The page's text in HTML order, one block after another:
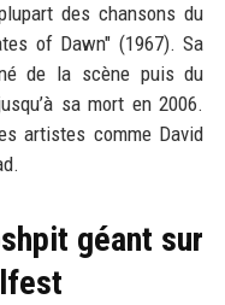
des chansons du
of Dawn" (1967). Sa
de la scène puis du
sa mort en 2006.
artistes comme David
géant sur